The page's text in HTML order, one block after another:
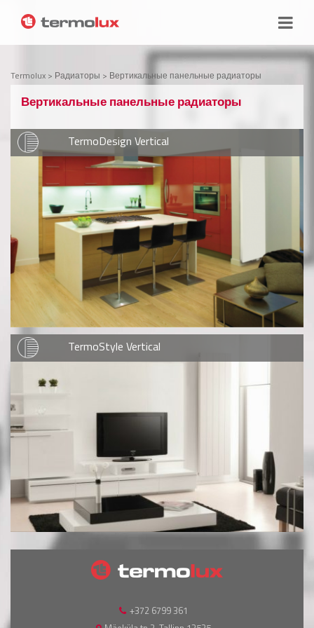
Termolux > Радиаторы > Вертикальные панельные радиаторы
Вертикальные панельные радиаторы
TermoDesign Vertical
TermoStyle Vertical
+372 6799 361